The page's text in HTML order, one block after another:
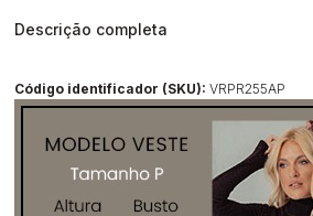
Descrição completa
Código identificador (SKU): VRPR255AP